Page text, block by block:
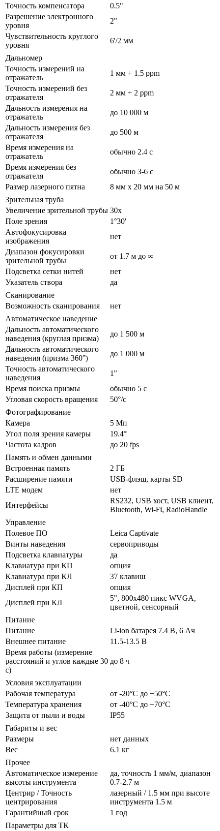
Точность компенсатора
0.5"
Разрешение электронного
уровня
2"
Чувствительность круглого
уровня
6'/2 мм
Дальномер
Точность измерений на
отражатель
1 мм + 1.5 ppm
Точность измерений без
отражателя
2 мм + 2 ppm
Дальность измерения на
отражатель
до 10 000 м
Дальность измерения без
отражателя
до 500 м
Время измерения на
отражатель
обычно 2.4 с
Время измерения без
отражателя
обычно 3-6 с
Размер лазерного пятна
8 мм x 20 мм на 50 м
Зрительная труба
Увеличение зрительной трубы 30x
Поле зрения
1°30′
Автофокусировка
изображения
нет
Диапазон фокусировки
зрительной трубы
от 1.7 м до ∞
Подсветка сетки нитей
нет
Указатель створа
да
Сканирование
Возможность сканирования
нет
Автоматическое наведение
Дальность автоматического
наведения (круглая призма)
до 1 500 м
Дальность автоматического
наведения (призма 360°)
до 1 000 м
Точность автоматического
наведения
1"
Время поиска призмы
обычно 5 с
Угловая скорость вращения
50°/с
Фотографирование
Камера
5 Мп
Угол поля зрения камеры
19.4°
Частота кадров
до 20 fps
Память и обмен данными
Встроенная память
2 ГБ
Расширение памяти
USB-флэш, карты SD
LTE модем
нет
Интерфейсы
RS232, USB хост, USB клиент,
Bluetooth, Wi-Fi, RadioHandle
Управление
Полевое ПО
Leica Captivate
Винты наведения
сервоприводы
Подсветка клавиатуры
да
Клавиатура при КП
опция
Клавиатура при КЛ
37 клавиш
Дисплей при КП
опция
Дисплей при КЛ
5", 800x480 пикс WVGA,
цветной, сенсорный
Питание
Питание
Li-ion батарея 7.4 В, 6 Ач
Внешнее питание
11.5-13.5 В
Время работы (измерение
расстояний и углов каждые 30
с)
до 8 ч
Условия эксплуатации
Рабочая температура
от -20°С до +50°С
Температура хранения
от -40°С до +70°С
Защита от пыли и воды
IP55
Габариты и вес
Размеры
нет данных
Вес
6.1 кг
Прочее
Автоматическое измерение
высоты инструмента
да, точность 1 мм/м, диапазон
0.7-2.7 м
Центрир / Точность
центрирования
лазерный / 1.5 мм при высоте
инструмента 1.5 м
Гарантийный срок
1 год
Параметры для ТК